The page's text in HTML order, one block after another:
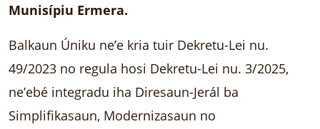
Munisípiu Ermera.
Balkaun Úniku ne’e kria tuir Dekretu-Lei nu.
49/2023 no regula hosi Dekretu-Lei nu. 3/2025,
ne’ebé integradu iha Diresaun-Jerál ba
Simplifikasaun, Modernizasaun no